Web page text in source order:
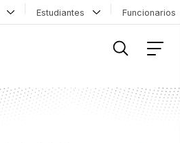
Estudiantes